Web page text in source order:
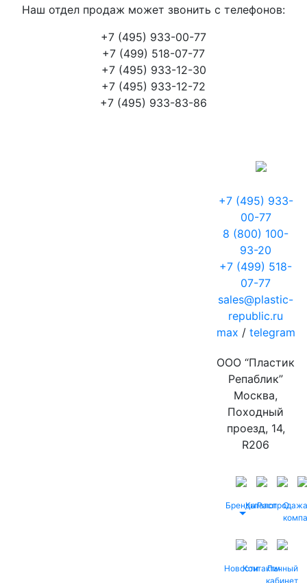
Наш отдел продаж может звонить с телефонов:
+7 (495) 933-00-77
+7 (499) 518-07-77
+7 (495) 933-12-30
+7 (495) 933-12-72
+7 (495) 933-83-86
+7 (495) 933-
00-77
8 (800) 100-
93-20
+7 (499) 518-
07-77
sales@plastic-
republic.ru
max / telegram
ООО “Пластик
Репаблик”
Москва,
Походный
проезд, 14,
R206
БрендыКаталог
Распродажа
О
НовостиКонтактыЛичный
кабинет